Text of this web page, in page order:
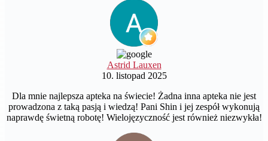
Astrid Lauxen
10. listopad 2025
Dla mnie najlepsza apteka na świecie! Żadna inna apteka nie jest
prowadzona z taką pasją i wiedzą! Pani Shin i jej zespół wykonują
naprawdę świetną robotę! Wielojęzyczność jest również niezwykła!